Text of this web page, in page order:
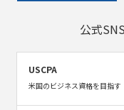
公式SNS
USCPA
米国のビジネス資格を目指す